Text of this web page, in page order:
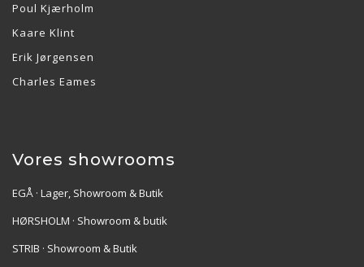
Poul Kjærholm
Kaare Klint
Erik Jørgensen
Charles Eames
Vores showrooms
EGÅ · Lager, Showroom & Butik
HØRSHOLM · Showroom & butik
STRIB · Showroom & Butik